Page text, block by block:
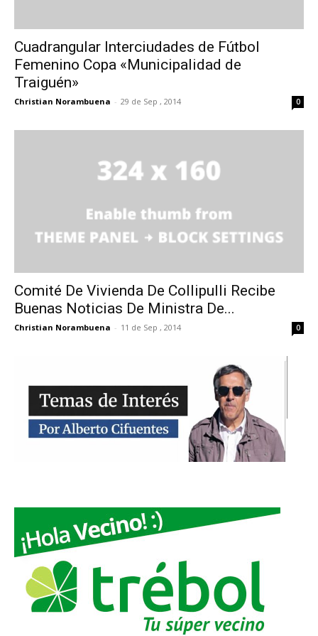
Cuadrangular Interciudades de Fútbol
Femenino Copa «Municipalidad de
Traiguén»
Christian Norambuena - 29 de Sep , 2014 0
Comité De Vivienda De Collipulli Recibe
Buenas Noticias De Ministra De...
Christian Norambuena - 11 de Sep , 2014 0